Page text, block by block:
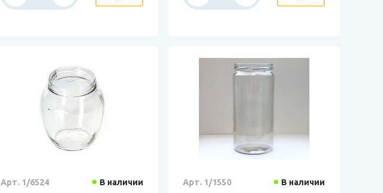
Арт. 1/6524 В наличии Арт. 1/1550 В наличии